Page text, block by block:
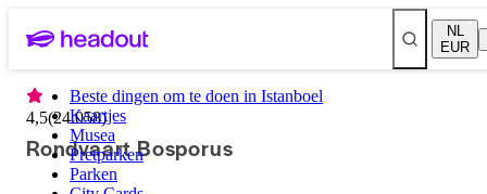
NL
EUR
Beste dingen om te doen in Istanboel
Kaartjes
Musea
Pretparken
Parken
4,5(24.058)
Rondvaart Bosporus